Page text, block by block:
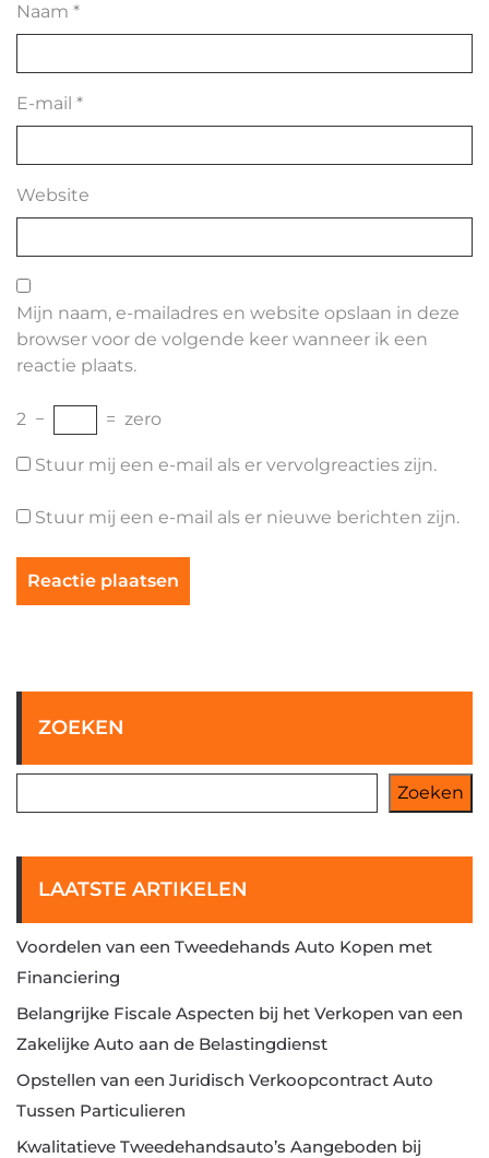
Naam *
E-mail *
Website
Mijn naam, e-mailadres en website opslaan in deze
browser voor de volgende keer wanneer ik een
reactie plaats.
2 − = zero
Stuur mij een e-mail als er vervolgreacties zijn.
Stuur mij een e-mail als er nieuwe berichten zijn.
ZOEKEN
Zoeken
LAATSTE ARTIKELEN
Voordelen van een Tweedehands Auto Kopen met
Financiering
Belangrijke Fiscale Aspecten bij het Verkopen van een
Zakelijke Auto aan de Belastingdienst
Opstellen van een Juridisch Verkoopcontract Auto
Tussen Particulieren
Kwalitatieve Tweedehandsauto’s Aangeboden bij